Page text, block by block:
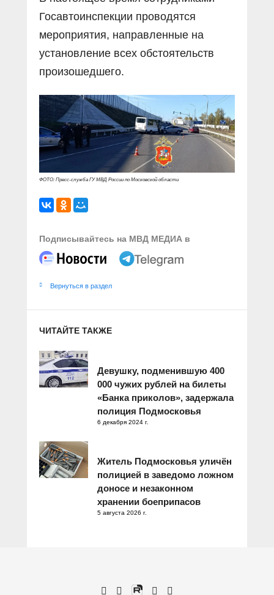
Госавтоинспекции проводятся
мероприятия, направленные на
установление всех обстоятельств
произошедшего.
ФОТО: Пресс-служба ГУ МВД России по Московской области
Подписывайтесь на МВД МЕДИА в
Вернуться в раздел
ЧИТАЙТЕ ТАКЖЕ
Девушку, подменившую 400
000 чужих рублей на билеты
«Банка приколов», задержала
полиция Подмосковья
6 декабря 2024 г.
Житель Подмосковья уличён
полицией в заведомо ложном
доносе и незаконном
хранении боеприпасов
5 августа 2026 г.